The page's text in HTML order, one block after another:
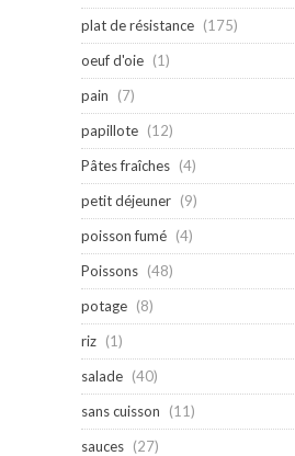
plat de résistance (175)
oeuf d'oie (1)
pain
(7)
papillote (12)
Pâtes fraîches (4)
petit déjeuner (9)
poisson fumé (4)
Poissons (48)
potage (8)
riz (1)
salade (40)
sans cuisson
(11)
sauces (27)